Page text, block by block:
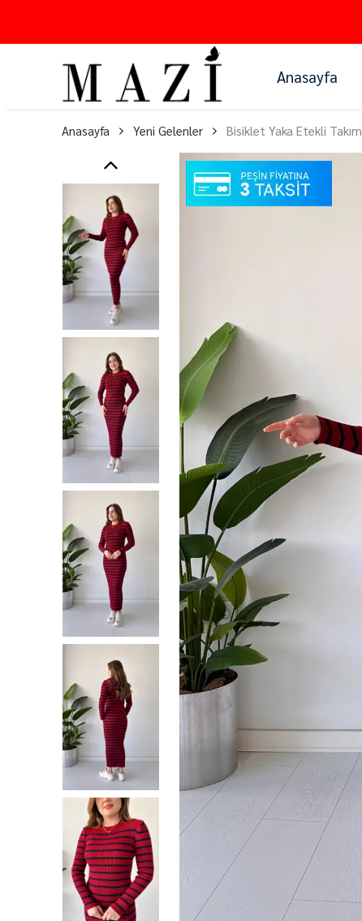
Anasayfa
Anasayfa Yeni Gelenler Bisiklet Yaka Etekli Takım